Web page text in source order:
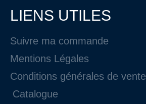
LIENS UTILES
Suivre ma commande
Mentions Légales
Conditions générales de vente
Catalogue